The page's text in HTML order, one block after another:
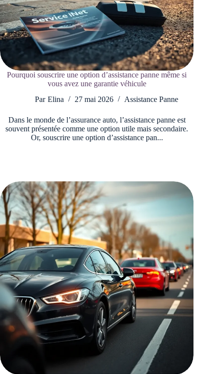
Pourquoi souscrire une option d’assistance panne même si
vous avez une garantie véhicule
Par Elina 27 mai 2026 Assistance Panne
Dans le monde de l’assurance auto, l’assistance panne est
souvent présentée comme une option utile mais secondaire.
Or, souscrire une option d’assistance pan...